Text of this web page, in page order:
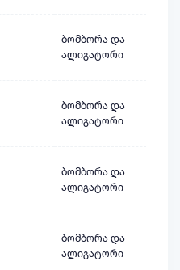
ბომბორა და
ალიგატორი
ბომბორა და
ალიგატორი
ბომბორა და
ალიგატორი
ბომბორა და
ალიგატორი